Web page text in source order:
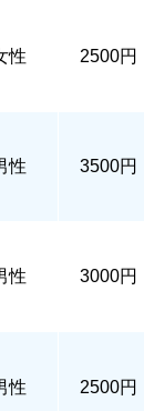
性 2500円
性 3500円
性 3000円
性 2500円